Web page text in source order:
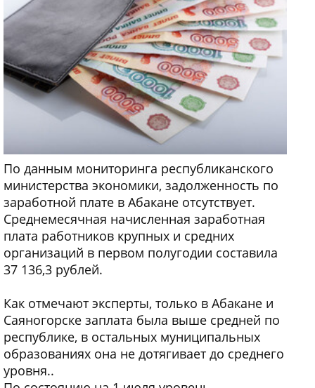
По данным мониторинга республиканского
министерства экономики, задолженность по
заработной плате в Абакане отсутствует.
Среднемесячная начисленная заработная
плата работников крупных и средних
организаций в первом полугодии составила
37 136,3 рублей.
Как отмечают эксперты, только в Абакане и
Саяногорске заплата была выше средней по
республике, в остальных муниципальных
образованиях она не дотягивает до среднего
уровня..